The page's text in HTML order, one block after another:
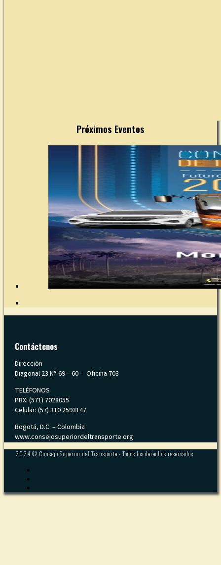
Próximos Eventos
Contáctenos
Dirección
Diagonal 23 N° 69 – 60 – Oficina 703
TELÉFONOS
PBX: (571) 7028055
Celular: (57) 310 2593147
Bogotá, D.C. – Colombia
www.consejosuperiordeltransporte.org
2024 © Consejo Superior del Transporte - Todos los derechos reservados